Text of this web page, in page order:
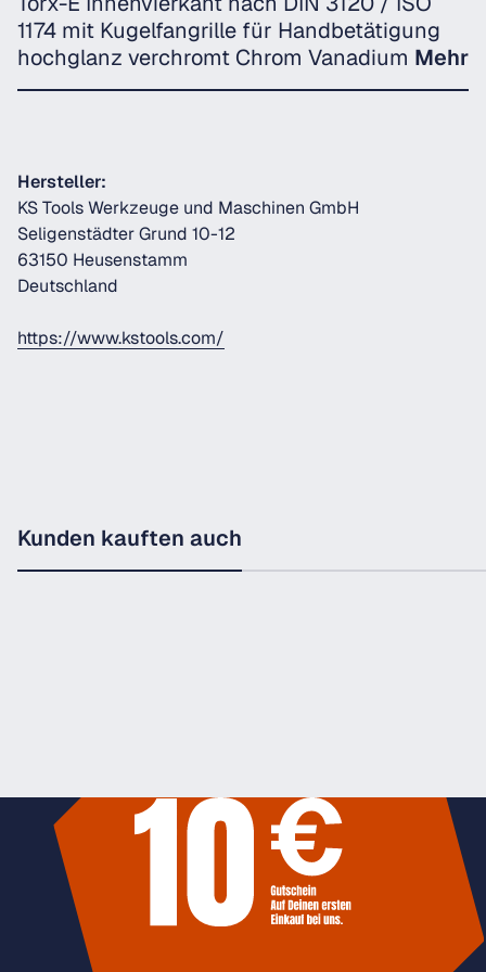
1174 mit Kugelfangrille für Handbetätigung
hochglanz verchromt Chrom Vanadium Mehr
Hersteller:
KS Tools Werkzeuge und Maschinen GmbH
Seligenstädter Grund 10-12
63150 Heusenstamm
Deutschland
https://www.kstools.com/
Kunden kauften auch